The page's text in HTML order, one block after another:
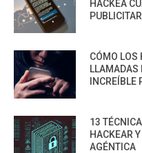
HACKEA
CÓMO LOS
LLAMADAS
INCREÍBLE
13
HACKEAR
AGÉNTICA